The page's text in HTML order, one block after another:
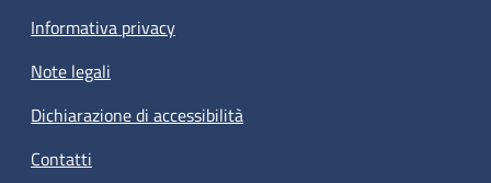
Informativa privacy
Note legali
Dichiarazione di accessibilità
Contatti